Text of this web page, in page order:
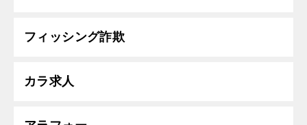
フィッシング詐欺
カラ求人